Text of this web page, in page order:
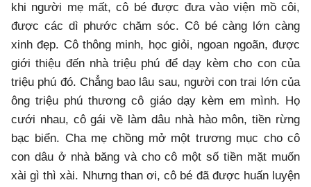
khi người mẹ mất, cô bé được đưa vào viện mồ côi,
được các dì phước chăm sóc. Cô bé càng lớn càng
xinh đẹp. Cô thông minh, học giỏi, ngoan ngoãn, được
giới thiệu đến nhà triệu phú để dạy kèm cho con của
triệu phú đó. Chẳng bao lâu sau, người con trai lớn của
ông triệu phú thương cô giáo dạy kèm em mình. Họ
cưới nhau, cô gái về làm dâu nhà hào môn, tiền rừng
bạc biển. Cha mẹ chồng mở một trương mục cho cô
con dâu ở nhà băng và cho cô một số tiền mặt muốn
xài gì thì xài. Nhưng than ơi, cô bé đã được huấn luyện